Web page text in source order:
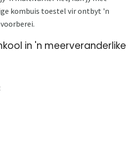
kombuis toestel vir ontbyt 'n
in 'n meerveranderlike